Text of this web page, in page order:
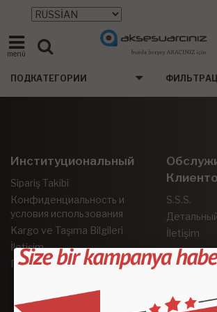
menü
ПОДКАТЕГОРИИ
Институциональный
Sipariş Takibi
Конфиденциальность и
условия использования
Kargo ve Taşıma Bilgileri
İletişim
Гарантия и возврат
S.S.S.
İletişim
Социальные Сети